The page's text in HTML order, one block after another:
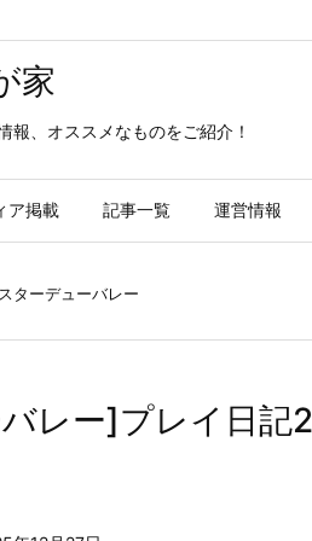
家
報、オススメなものをご紹介！
ア掲載 記事一覧 運営情報
スターデューバレー
レー]プレイ日記